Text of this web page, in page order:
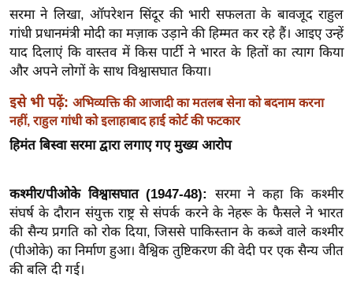
मि
सा
ल
श
ख्सि
य
त
इं
डि
या
सा
सरमा ने लिखा, ऑपरेशन सिंदूर की भारी सफलता के बावजूद राहुल
गांधी प्रधानमंत्री मोदी का मज़ाक उड़ाने की हिम्मत कर रहे हैं। आइए उन्हें
याद दिलाएं कि वास्तव में किस पार्टी ने भारत के हितों का त्याग किया
और अपने लोगों के साथ विश्वासघात किया।
इसे भी पढ़ें: अभिव्यक्ति की आजादी का मतलब सेना को बदनाम करना
नहीं, राहुल गांधी को इलाहाबाद हाई कोर्ट की फटकार
हिमंत बिस्वा सरमा द्वारा लगाए गए मुख्य आरोप
कश्मीर/पीओके विश्वासघात (1947-48): सरमा ने कहा कि कश्मीर
संघर्ष के दौरान संयुक्त राष्ट्र से संपर्क करने के नेहरू के फैसले ने भारत
की सैन्य प्रगति को रोक दिया, जिससे पाकिस्तान के कब्जे वाले कश्मीर
(पीओके) का निर्माण हुआ। वैश्विक तुष्टिकरण की वेदी पर एक सैन्य जीत
की बलि दी गई।